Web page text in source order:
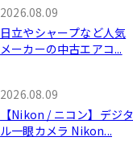
2026.08.09
日立やシャープなど人気
メーカーの中古エアコ...
2026.08.09
【Nikon / ニコン】デジタ
ル一眼カメラ Nikon...